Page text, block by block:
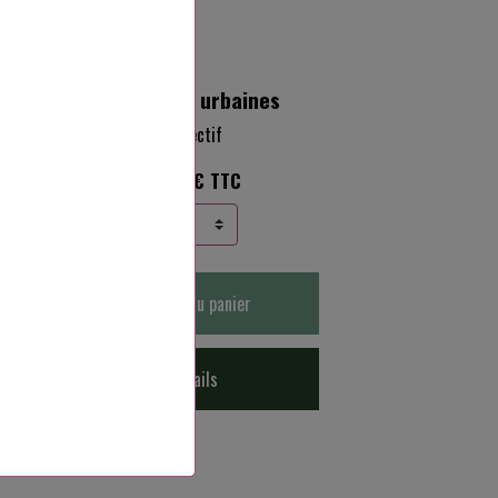
Légendes urbaines
Collectif
20,50€ TTC
Ajouter au panier
Détails